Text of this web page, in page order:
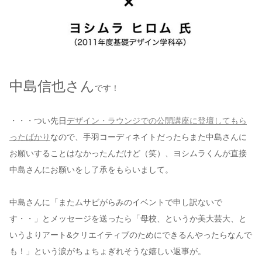
中島信也さん です！
・・・つい先日デザイン・ラウンジでの公開講座に登壇してもら
ったばかり なので、手羽コーディネイトだったらまた中島さんに
お願いすることはなかったんだけど（笑）、ヨシムラくんが直接
中島さんにお願いをし了承をもらいまして。
中島さんに「またムサビがらみのイベントで申し訳ないで
す・・」とメッセージを送ったら「母校、というか美大芸大、と
いうよりアート&クリエイティブのためにできるんやったらなんで
も！」という涙がちょちょぎれそうな嬉しい返事が。